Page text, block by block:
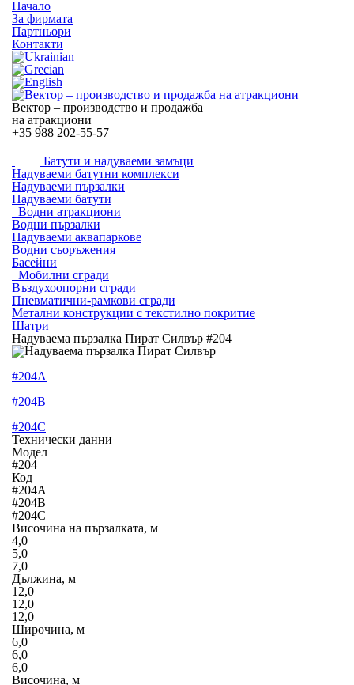
Начало
За фирмата
Партньори
Контакти
Вектор – производство и продажба
на атракциони
+35 988 202-55-57
Батути и надуваеми замъци
Надуваеми батутни комплекси
Надуваеми пързалки
Надуваеми батути
Водни атракциони
Водни пързалки
Надуваеми аквапаркове
Водни съоръжения
Басейни
Мобилни сгради
Въздухоопорни сгради
Пневматични-рамкови сгради
Метални конструкции с текстилно покритие
Шатри
Надуваема пързалка Пират Силвър #204
#204A
#204B
#204C
Технически данни
Модел
#204
Код
#204A
#204B
#204C
Височина на пързалката, м
4,0
5,0
7,0
Дължина, м
12,0
12,0
12,0
Широчина, м
6,0
6,0
6,0
Височина, м